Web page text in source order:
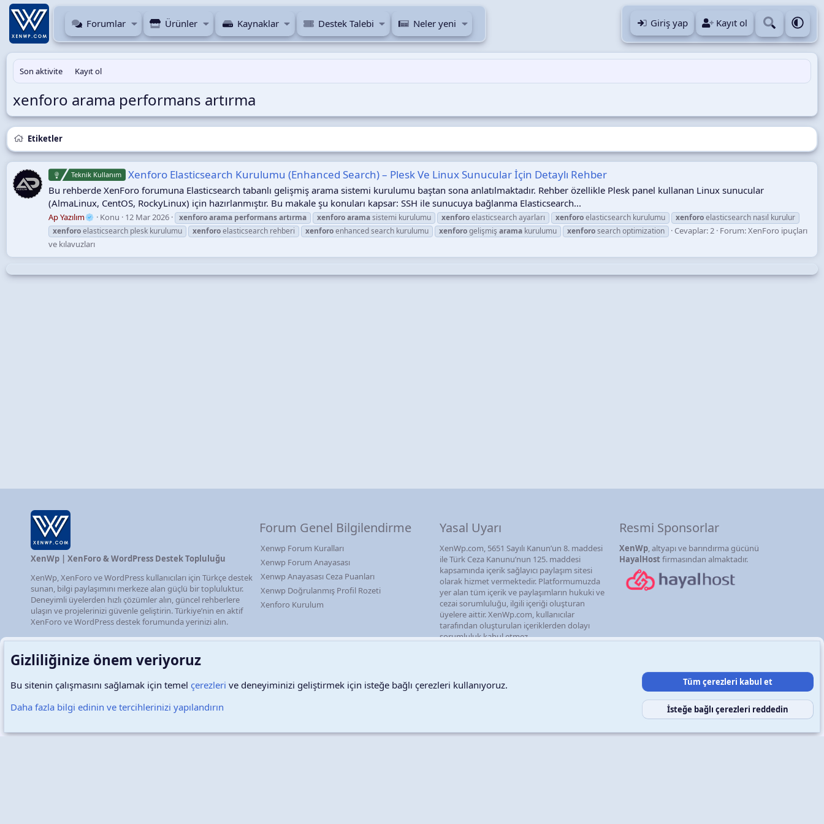
Forumlar Ürünler Kaynaklar Destek Talebi Neler yeni Giriş yap Kayıt ol
Son aktivite Kayıt ol
xenforo arama performans artırma
Etiketler
Teknik Kullanım Xenforo Elasticsearch Kurulumu (Enhanced Search) – Plesk Ve Linux Sunucular İçin Detaylı Rehber
Bu rehberde XenForo forumuna Elasticsearch tabanlı gelişmiş arama sistemi kurulumu baştan sona anlatılmaktadır. Rehber özellikle Plesk panel kullanan Linux sunucular
(AlmaLinux, CentOS, RockyLinux) için hazırlanmıştır. Bu makale şu konuları kapsar: SSH ile sunucuya bağlanma Elasticsearch...
Ap Yazılım Konu 12 Mar 2026 xenforoarama performansartırma xenforoaramasistemi kurulumu xenforoelasticsearch ayarları xenforoelasticsearch kurulumu xenforoelasticsearch nasıl kurulur
xenforoelasticsearch plesk kurulumu xenforoelasticsearch rehberi xenforoenhanced search kurulumu xenforogelişmiş arama kurulumu xenforosearch optimization Cevaplar: 2 Forum:XenForo ipuçları
ve kılavuzları
XenWp | XenForo & WordPress Destek Topluluğu
XenWp, XenForo ve WordPress kullanıcıları için Türkçe destek
sunan, bilgi paylaşımını merkeze alan güçlü bir topluluktur.
Deneyimli üyelerden hızlı çözümler alın, güncel rehberlere
ulaşın ve projelerinizi güvenle geliştirin. Türkiye’nin en aktif
XenForo ve WordPress destek forumunda yerinizi alın.
Forum Genel Bilgilendirme
Xenwp Forum Kuralları
Xenwp Forum Anayasası
Xenwp Anayasası Ceza Puanları
Xenwp Doğrulanmış Profil Rozeti
Xenforo Kurulum
Yasal Uyarı
XenWp.com, 5651 Sayılı Kanun’un 8. maddesi
ile Türk Ceza Kanunu’nun 125. maddesi
kapsamında içerik sağlayıcı paylaşım sitesi
olarak hizmet vermektedir. Platformumuzda
yer alan tüm içerik ve paylaşımların hukuki ve
cezai sorumluluğu, ilgili içeriği oluşturan
üyelere aittir. XenWp.com, kullanıcılar
tarafından oluşturulan içeriklerden dolayı
sorumluluk kabul etmez.
Resmi Sponsorlar
XenWp, altyapı ve barındırma gücünü
HayalHost firmasından almaktadır.
Türkçe (TR) Çerezler Destek talepleri Gizlilik politikası Yardım Ana sayfa
Gizliliğinize önem veriyoruz
Bu sitenin çalışmasını sağlamak için temel çerezleri ve deneyiminizi geliştirmek için isteğe bağlı çerezleri kullanıyoruz.
Daha fazla bilgi edinin ve tercihlerinizi yapılandırın
Tüm çerezleri kabul et
İsteğe bağlı çerezleri reddedin